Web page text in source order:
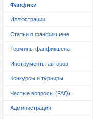
Фанфики
Иллюстрации
Статьи о фанфикшене
Термины фанфикшена
Инструменты авторов
Конкурсы и турниры
Частые вопросы (FAQ)
Администрация